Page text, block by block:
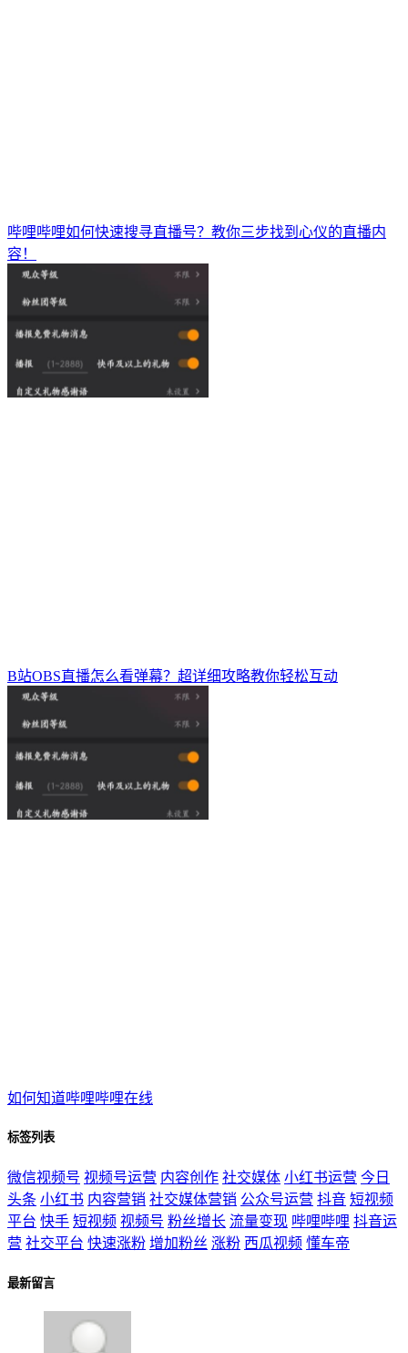
哔哩哔哩如何快速搜寻直播号？教你三步找到心仪的直播内
容！
B站OBS直播怎么看弹幕？超详细攻略教你轻松互动
如何知道哔哩哔哩在线
标签列表
微信视频号 视频号运营 内容创作 社交媒体 小红书运营 今日
头条 小红书 内容营销 社交媒体营销 公众号运营 抖音 短视频
平台 快手 短视频 视频号 粉丝增长 流量变现 哔哩哔哩 抖音运
营 社交平台 快速涨粉 增加粉丝 涨粉 西瓜视频 懂车帝
最新留言